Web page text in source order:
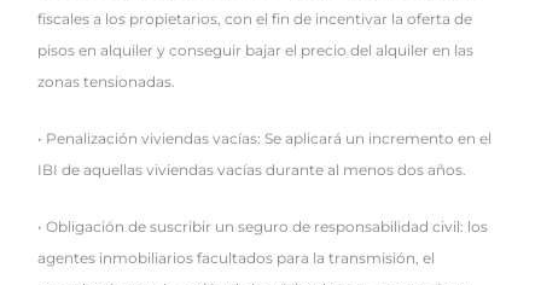
fiscales a los propietarios, con el fin de incentivar la oferta de
pisos en alquiler y conseguir bajar el precio del alquiler en las
zonas tensionadas.
• Penalización viviendas vacías: Se aplicará un incremento en el
IBI de aquellas viviendas vacías durante al menos dos años.
• Obligación de suscribir un seguro de responsabilidad civil: los
agentes inmobiliarios facultados para la transmisión, el